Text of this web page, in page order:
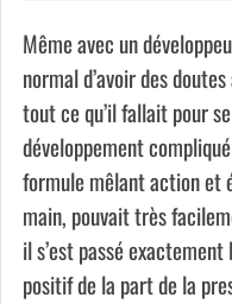
Même avec un
normal d’avoir des
tout ce qu’il fallait pour
développement
formule mêlant action et
main, pouvait très
il s’est passé
positif de la part de la